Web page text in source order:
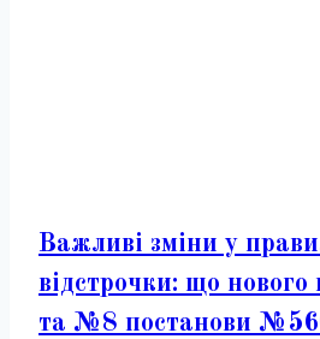
Важливі зміни у
відстрочки: що
та №8 постанови